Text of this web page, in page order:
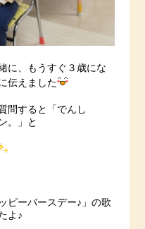
に、もうすぐ３歳にな
伝えました
問すると「でんし
。」と
ピーバースデー♪」の歌
よ♪